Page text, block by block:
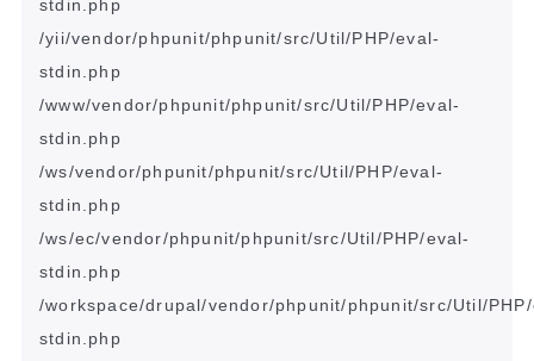
stdin.php
/yii/vendor/phpunit/phpunit/src/Util/PHP/eval-
stdin.php
/www/vendor/phpunit/phpunit/src/Util/PHP/eval-
stdin.php
/ws/vendor/phpunit/phpunit/src/Util/PHP/eval-
stdin.php
/ws/ec/vendor/phpunit/phpunit/src/Util/PHP/eval-
stdin.php
/workspace/drupal/vendor/phpunit/phpunit/src/Util/
stdin.php